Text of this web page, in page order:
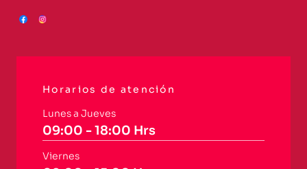
Horarios de atención
Lunes a Jueves
09:00 - 18:00 Hrs
Viernes